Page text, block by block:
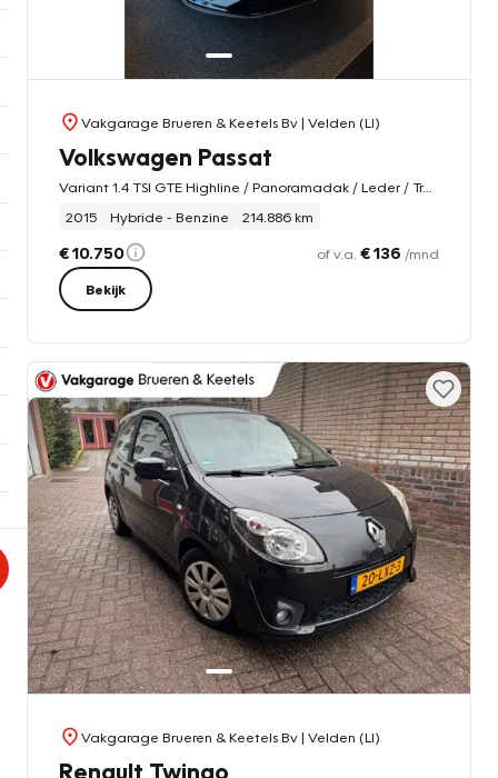
Vakgarage Brueren & Keetels Bv| Velden (LI)
Volkswagen Passat
Variant 1.4 TSI GTE Highline / Panoramadak / Leder / Trekhaak
2015
Hybride - Benzine 214.886 km
€ 10.750 of v.a. € 136 /mnd
Bekijk
Vakgarage Brueren & Keetels Bv| Velden (LI)
Renault Twingo